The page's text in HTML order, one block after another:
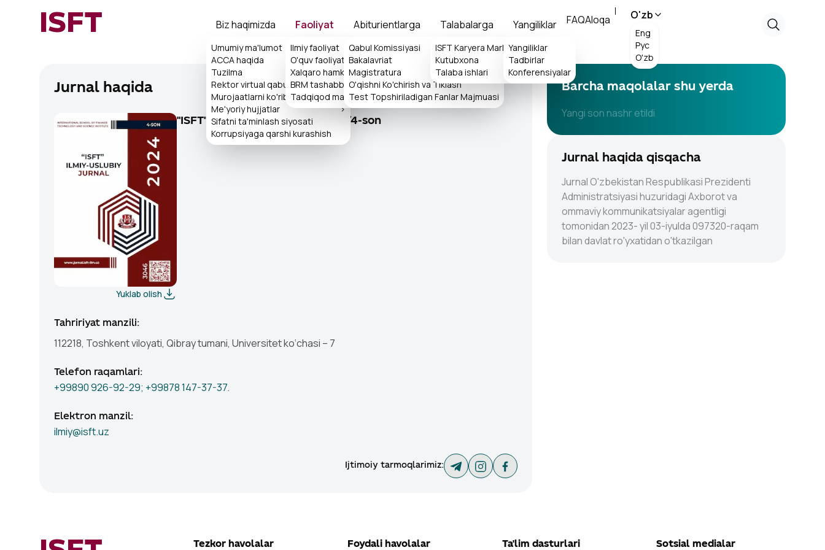
ISFT Biz haqimizda
Umumiy ma'lumot
ACCA haqida
Tuzilma
>
Rektor virtual qabulxonasi
Murojaatlarni ko'rib chiqish tartibi
Me'yoriy hujjatlar
>
Sifatni ta'minlash siyosati
Korrupsiyaga qarshi kurashish
Faoliyat
Ilmiy faoliyat
>
O'quv faoliyati
Xalqaro hamkorlik
BRM tashabbuslari>
Tadqiqod markazi
Abiturientlarga
Qabul Komissiyasi
Bakalavriat
Magistratura
O'qishni Ko'chirish va Tiklash
Test Topshiriladigan Fanlar Majmuasi
Talabalarga
ISFT Karyera Markazi>
Kutubxona
>
Talaba ishlari
Yangiliklar
Yangiliklar
Tadbirlar
Konferensiyalar
FAQAloqa O'zb
Eng
Рус
O'zb
Jurnal haqida
Yuklab olish
"ISFT" ilmiy-uslubiy jurnal, 2024/4-son
Tahririyat manzili:
112218, Toshkent viloyati, Qibray tumani, Universitet ko‘chasi – 7
Telefon raqamlari:
+99890 926-92-29; +99878 147-37-37.
Elektron manzil:
ilmiy@isft.uz
Ijtimoiy tarmoqlarimiz:
Barcha maqolalar shu yerda
Yangi son nashr etildi
Jurnal haqida qisqacha
Jurnal O'zbekistan Respublikasi Prezidenti
Administratsiyasi huzuridagi Axborot va
ommaviy kommunikatsiyalar agentligi
tomonidan 2023- yil 03-iyulda 097320-raqam
bilan davlat ro'yxatidan o'tkazilgan
Tezkor havolalar Foydali havolalar Ta'lim dasturlari Sotsial medialar